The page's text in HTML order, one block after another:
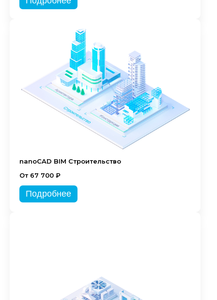
nanoCAD BIM Строительство
От 67 700 ₽
Подробнее